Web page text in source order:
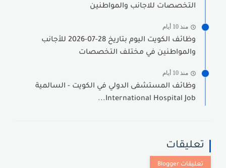
التخصصات للاجانب والمواطنين
منذ 10 أيام
وظائف الكويت اليوم بتاريخ 28-07-2026 للأجانب
والمواطنين في مختلف التخصصات
منذ 10 أيام
وظائف المستشفى الدولي في الكويت - السالمية
International Hospital Job...
تعليقات